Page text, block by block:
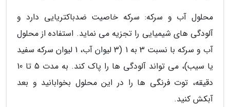
محلول آب و سرکه: سرکه خاصیت ضدباکتریایی دارد و
آلودگی های شیمیایی را تجزیه می نماید. استفاده از محلول
آب و سرکه با نسبت 3 به 1 (3 لیوان آب، 1 لیوان سرکه سفید
یا سیب)، می تواند آلودگی ها را پاک کند. به مدت 5 تا 10
دقیقه، توت فرنگی ها را در این محلول بخوابانید و بعد
آبکش کنید.